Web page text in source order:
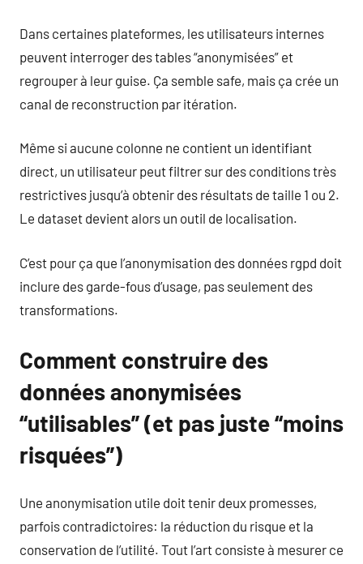
Dans certaines plateformes, les utilisateurs internes
peuvent interroger des tables “anonymisées” et
regrouper à leur guise. Ça semble safe, mais ça crée un
canal de reconstruction par itération.
Même si aucune colonne ne contient un identifiant
direct, un utilisateur peut filtrer sur des conditions très
restrictives jusqu’à obtenir des résultats de taille 1 ou 2.
Le dataset devient alors un outil de localisation.
C’est pour ça que l’anonymisation des données rgpd doit
inclure des garde-fous d’usage, pas seulement des
transformations.
Comment construire des
données anonymisées
“utilisables” (et pas juste “moins
risquées”)
Une anonymisation utile doit tenir deux promesses,
parfois contradictoires: la réduction du risque et la
conservation de l’utilité. Tout l’art consiste à mesurer ce